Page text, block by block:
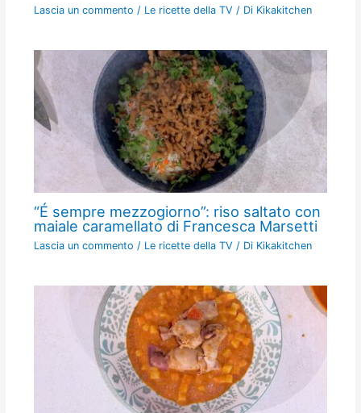
Lascia un commento / Le ricette della TV / Di Kikakitchen
“É sempre mezzogiorno”: riso saltato con
maiale caramellato di Francesca Marsetti
Lascia un commento / Le ricette della TV / Di Kikakitchen